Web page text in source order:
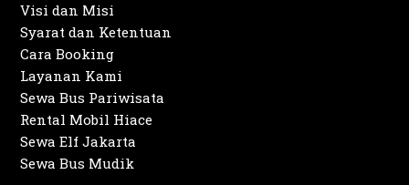
Visi dan Misi
Syarat dan Ketentuan
Cara Booking
Layanan Kami
Sewa Bus Pariwisata
Rental Mobil Hiace
Sewa Elf Jakarta
Sewa Bus Mudik